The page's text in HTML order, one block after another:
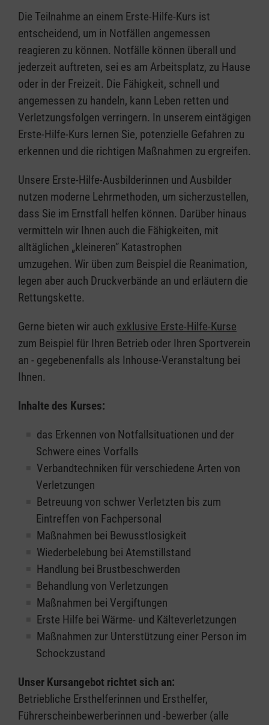
Die Teilnahme an einem Erste-Hilfe-Kurs ist
entscheidend, um in Notfällen angemessen
reagieren zu können. Notfälle können überall und
jederzeit auftreten, sei es am Arbeitsplatz, zu Hause
oder in der Freizeit. Die Fähigkeit, schnell und
angemessen zu handeln, kann Leben retten und
Verletzungsfolgen verringern. In unserem eintägigen
Erste-Hilfe-Kurs lernen Sie, potenzielle Gefahren zu
erkennen und die richtigen Maßnahmen zu ergreifen.
Unsere Erste-Hilfe-Ausbilderinnen und Ausbilder
nutzen moderne Lehrmethoden, um sicherzustellen,
dass Sie im Ernstfall helfen können. Darüber hinaus
vermitteln wir Ihnen auch die Fähigkeiten, mit
alltäglichen „kleineren” Katastrophen
umzugehen. Wir üben zum Beispiel die Reanimation,
legen aber auch Druckverbände an und erläutern die
Rettungskette.
Gerne bieten wir auch exklusive Erste-Hilfe-Kurse
zum Beispiel für Ihren Betrieb oder Ihren Sportverein
an - gegebenenfalls als Inhouse-Veranstaltung bei
Ihnen.
Inhalte des Kurses:
das Erkennen von Notfallsituationen und der
Schwere eines Vorfalls
Verbandtechniken für verschiedene Arten von
Verletzungen
Betreuung von schwer Verletzten bis zum
Eintreffen von Fachpersonal
Maßnahmen bei Bewusstlosigkeit
Wiederbelebung bei Atemstillstand
Handlung bei Brustbeschwerden
Behandlung von Verletzungen
Maßnahmen bei Vergiftungen
Erste Hilfe bei Wärme- und Kälteverletzungen
Maßnahmen zur Unterstützung einer Person im
Schockzustand
Unser Kursangebot richtet sich an:
Betriebliche Ersthelferinnen und Ersthelfer,
Führerscheinbewerberinnen und -bewerber (alle